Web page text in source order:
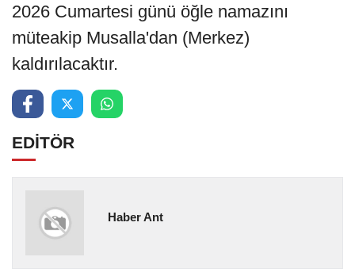
2026 Cumartesi günü öğle namazını
müteakip Musalla'dan (Merkez)
kaldırılacaktır.
EDİTÖR
Haber Ant